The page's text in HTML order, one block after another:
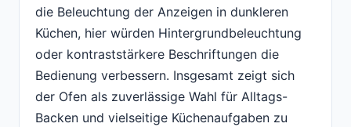
die Beleuchtung der Anzeigen in dunkleren
Küchen, hier würden Hintergrundbeleuchtung
oder kontraststärkere Beschriftungen die
Bedienung verbessern. Insgesamt zeigt sich
der Ofen als zuverlässige Wahl für Alltags-
Backen und vielseitige Küchenaufgaben zu